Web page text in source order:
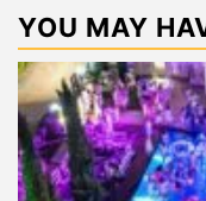
YOU MAY